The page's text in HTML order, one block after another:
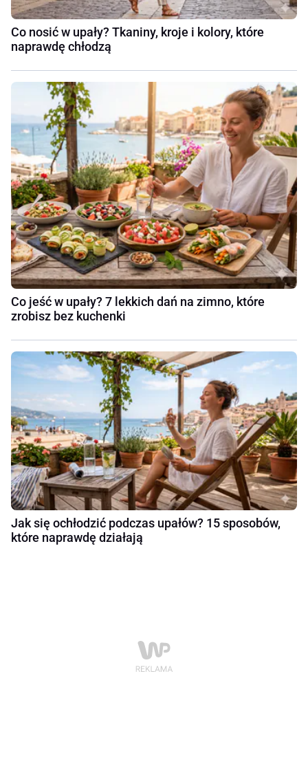
Co nosić w upały? Tkaniny, kroje i kolory, które
naprawdę chłodzą
Co jeść w upały? 7 lekkich dań na zimno, które
zrobisz bez kuchenki
Jak się ochłodzić podczas upałów? 15 sposobów,
które naprawdę działają